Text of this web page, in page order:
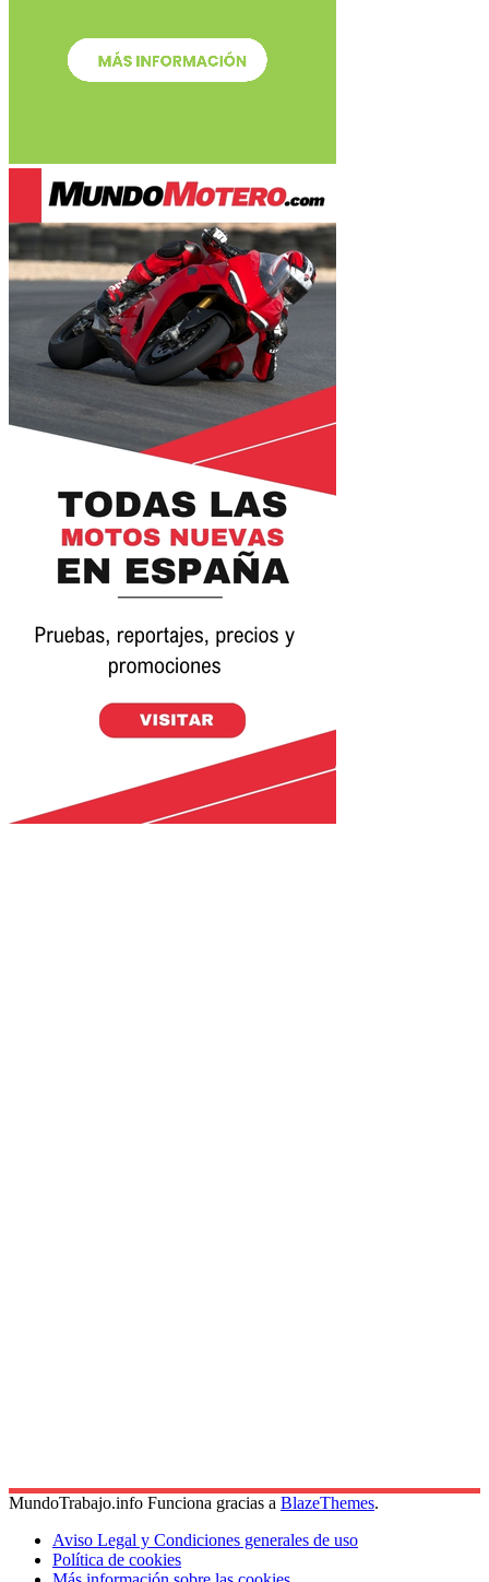
MundoTrabajo.info Funciona gracias a BlazeThemes.
Aviso Legal y Condiciones generales de uso
Política de cookies